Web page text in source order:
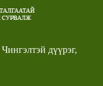
дүүрэг,